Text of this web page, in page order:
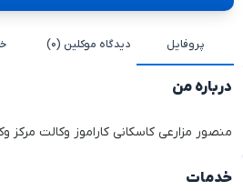
پروفایل دیدگاه موکلین (۰)
درباره من
منصور مزارعی کاسکانی کاراموز وکالت مرکز
خدمات